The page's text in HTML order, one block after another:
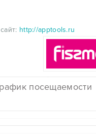
http://apptools.ru
посещаемости